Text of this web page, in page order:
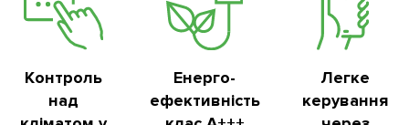
Контроль
над
Енерго-
ефективність
Легке
керування